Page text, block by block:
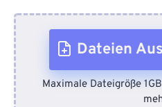
Dateien
Vom Gerät
Maximale Dateigröße